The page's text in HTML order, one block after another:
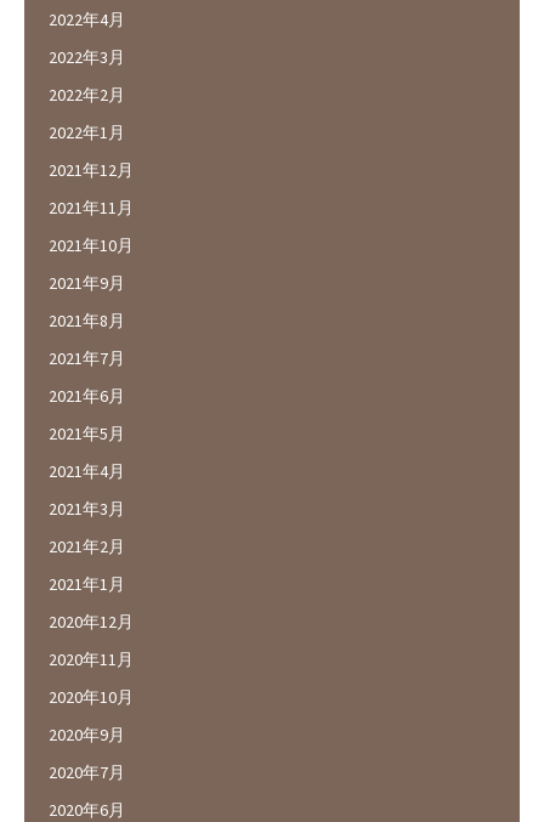
2022年4月
2022年3月
2022年2月
2022年1月
2021年12月
2021年11月
2021年10月
2021年9月
2021年8月
2021年7月
2021年6月
2021年5月
2021年4月
2021年3月
2021年2月
2021年1月
2020年12月
2020年11月
2020年10月
2020年9月
2020年7月
2020年6月